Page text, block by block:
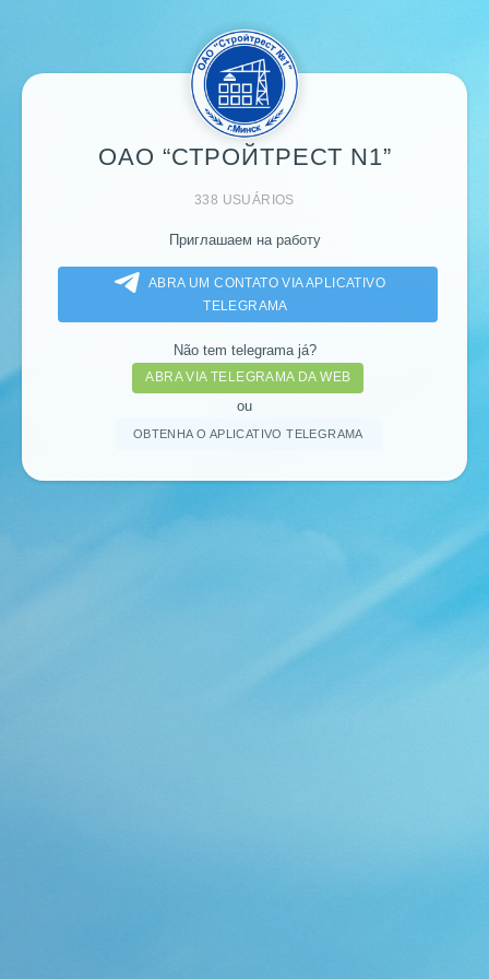
ОАО “СТРОЙТРЕСТ N1”
338 USUÁRIOS
Приглашаем на работу
ABRA UM CONTATO VIA APLICATIVO
TELEGRAMA
Não tem telegrama já?
ABRA VIA TELEGRAMA DA WEB
ou
OBTENHA O APLICATIVO TELEGRAMA